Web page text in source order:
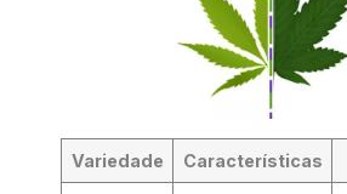
Variedade Características